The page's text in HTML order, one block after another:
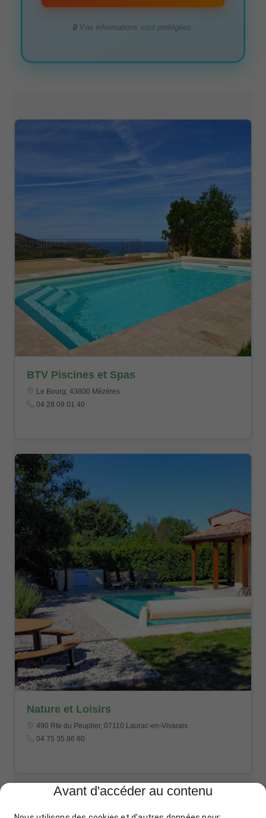
🔒 Vos informations sont protégées.
BTV Piscines et Spas
Le Bourg, 43800 Mézères
04 28 09 01 40
Nature et Loisirs
490 Rte du Peuplier, 07110 Laurac-en-Vivarais
04 75 35 86 80
Avant d'accéder au contenu